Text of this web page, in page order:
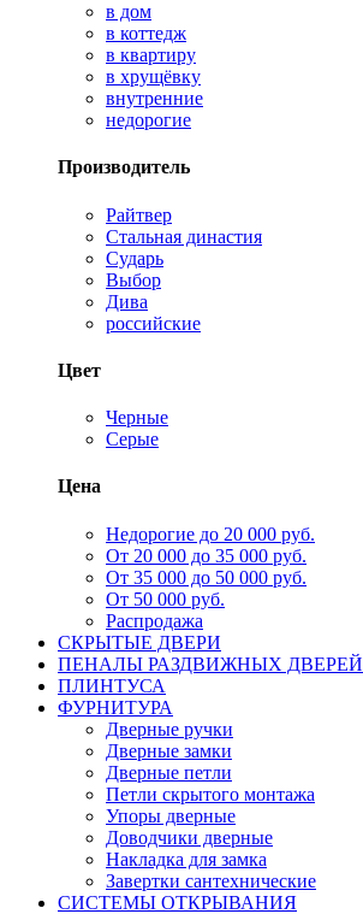
в дом
в коттедж
в квартиру
в хрущёвку
внутренние
недорогие
Производитель
Райтвер
Стальная династия
Сударь
Выбор
Дива
российские
Цвет
Черные
Серые
Цена
Недорогие до 20 000 руб.
От 20 000 до 35 000 руб.
От 35 000 до 50 000 руб.
От 50 000 руб.
Распродажа
СКРЫТЫЕ ДВЕРИ
ПЕНАЛЫ РАЗДВИЖНЫХ ДВЕРЕЙ
ПЛИНТУСА
ФУРНИТУРА
Дверные ручки
Дверные замки
Дверные петли
Петли скрытого монтажа
Упоры дверные
Доводчики дверные
Накладка для замка
Завертки сантехнические
СИСТЕМЫ ОТКРЫВАНИЯ